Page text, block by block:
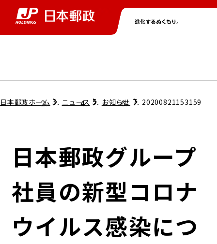
グループ情報トップ
コンプライアンス
ガバナンス
コンダクト向上の取組み
株主・投資家情報トップ
個人投資家のみなさまへ
株式情報
財務情報・IR資料
ニューストップ
サステナビリティトップ
担当役員メッセージ
サステナビリティマネジメント
持続可能な金融のフレームワーク
採用情報トップ
日本郵政ホーム ニュース お知らせ 20200821153159
日本郵政グループ
社員の新型コロナ
ウイルス感染につ